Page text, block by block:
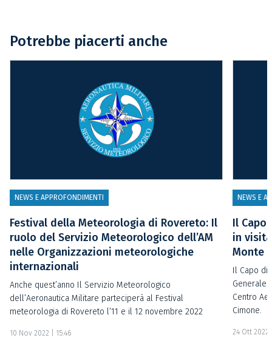
Potrebbe piacerti anche
NEWS E APPROFONDIMENTI
Festival della Meteorologia di Rovereto: Il
ruolo del Servizio Meteorologico dell’AM
nelle Organizzazioni meteorologiche
internazionali
Anche quest’anno Il Servizio Meteorologico
dell’Aeronautica Militare parteciperà al Festival
meteorologia di Rovereto l’11 e il 12 novembre 2022
10 Nov 2022 | 15:46
NEWS E
Il Capo
in
Monte
Il Capo di
Generale
Centro
Cimone.
24 Ott 2022